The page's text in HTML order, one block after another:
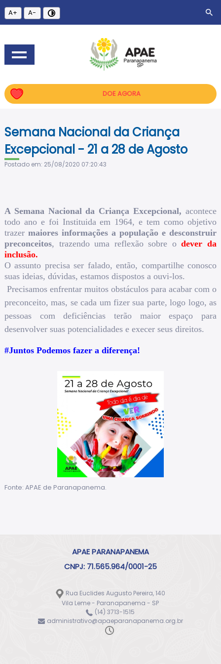
A+ A-
DOE AGORA
Semana Nacional da Criança
Excepcional - 21 a 28 de Agosto
Postado em: 25/08/2020 07:20:43
A Semana Nacional da Criança Excepcional, acontece
todo ano e foi Instituida em 1964, e tem como objetivo
trazer maiores informações a população e desconstruir
preconceitos, trazendo uma reflexão sobre odever da
inclusão.
O assunto precisa ser falado, então, compartilhe conosco
suas ideias, dúvidas, estamos dispostos a ouvi-los.
Precisamos enfrentar muitos obstáculos para acabar com o
preconceito, mas, se cada um fizer sua parte, logo logo, as
pessoas com deficiências terão maior espaço para
desenvolver suas potencialidades e execer seus direitos.
#Juntos Podemos fazer a diferença!
Fonte: APAE de Paranapanema.
APAE PARANAPANEMA
CNPJ: 71.565.964/0001-25
Rua Euclides Augusto Pereira, 140
Vila Leme - Paranapanema - SP
(14) 3713-1515
administrativo@apaeparanapanema.org.br